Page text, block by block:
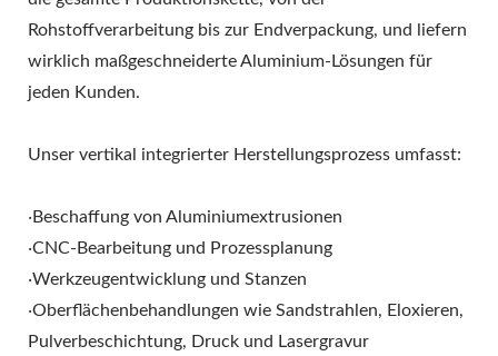
Rohstoffverarbeitung bis zur Endverpackung, und liefern
wirklich maßgeschneiderte Aluminium-Lösungen für
jeden Kunden.
Unser vertikal integrierter Herstellungsprozess umfasst:
‧Beschaffung von Aluminiumextrusionen
‧CNC-Bearbeitung und Prozessplanung
‧Werkzeugentwicklung und Stanzen
‧Oberflächenbehandlungen wie Sandstrahlen, Eloxieren,
Pulverbeschichtung, Druck und Lasergravur